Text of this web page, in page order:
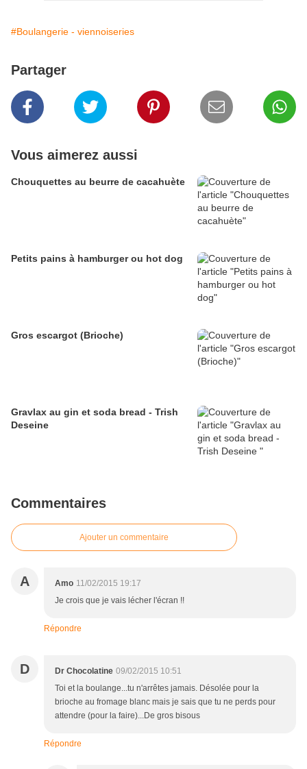
#Boulangerie - viennoiseries
Partager
Vous aimerez aussi
Chouquettes au beurre de cacahuète
Petits pains à hamburger ou hot dog
Gros escargot (Brioche)
Gravlax au gin et soda bread - Trish
Deseine
Commentaires
Ajouter un commentaire
A Amo 11/02/2015 19:17
Je crois que je vais lécher l'écran !!
Répondre
D Dr Chocolatine 09/02/2015 10:51
Toi et la boulange...tu n'arrêtes jamais. Désolée pour la
brioche au fromage blanc mais je sais que tu ne perds pour
attendre (pour la faire)...De gros bisous
Répondre